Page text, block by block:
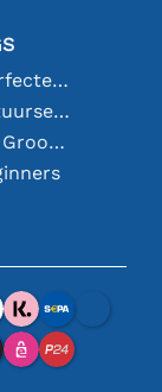
Solderen als een Pro: Tips voor Perfecte Elektronische Verbindingen
Het Kiezen van de Juiste Temperatuursensor [youtube]
18650 Batterijen: Klein in Formaat, Groot in Prestatie